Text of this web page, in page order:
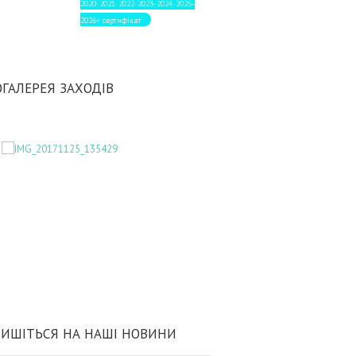
2020-2021-2022-2023-2024-2025-
2026+ сертифікат
ЗАХОДІВ
НА НАШІ НОВИНИ